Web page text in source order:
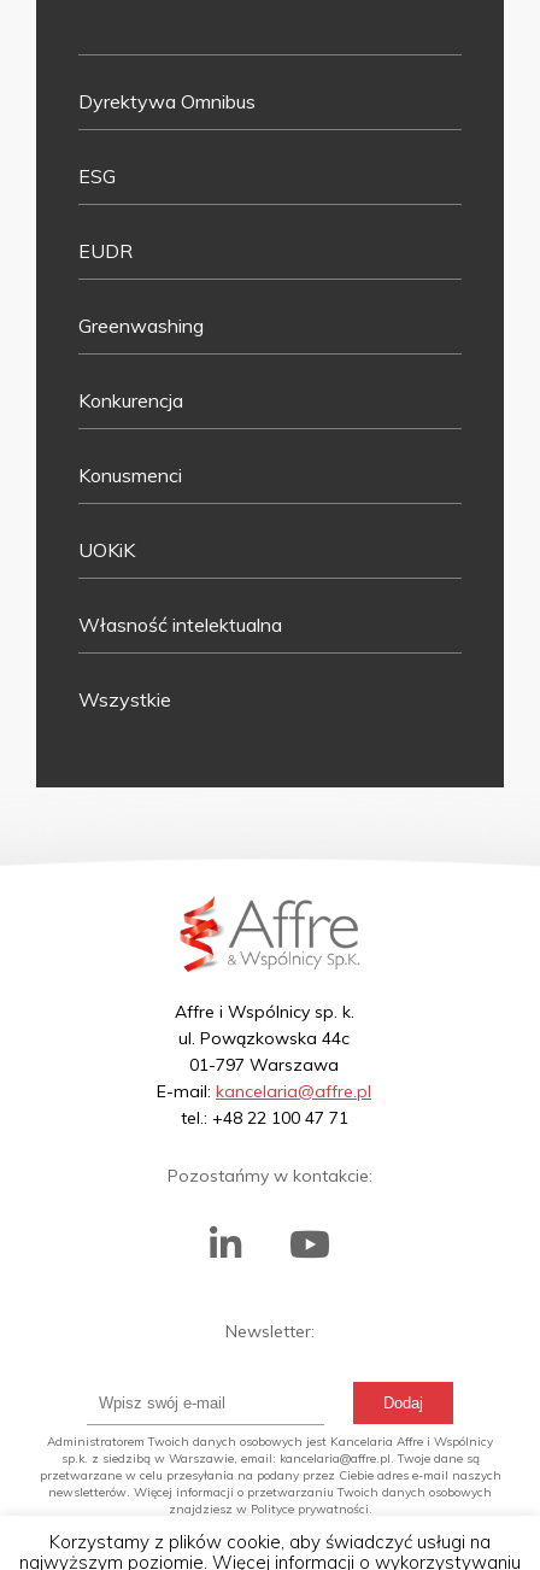
Dyrektywa Omnibus
ESG
EUDR
Greenwashing
Konkurencja
Konusmenci
UOKiK
Własność intelektualna
Wszystkie
Affre i Wspólnicy sp. k.
ul. Powązkowska 44c
01-797 Warszawa
E-mail: kancelaria@affre.pl
tel.: +48 22 100 47 71
Pozostańmy w kontakcie:
Newsletter:
Administratorem Twoich danych osobowych jest Kancelaria Affre i Wspólnicy
sp.k. z siedzibą w Warszawie, email: kancelaria@affre.pl. Twoje dane są
przetwarzane w celu przesyłania na podany przez Ciebie adres e-mail naszych
newsletterów. Więcej informacji o przetwarzaniu Twoich danych osobowych
znajdziesz w Polityce prywatności.
©2019 Affre.pl Administratorem Twoich danych osobowych
Korzystamy z plików cookie, aby świadczyć usługi na
najwyższym poziomie. Więcej informacji o wykorzystywaniu